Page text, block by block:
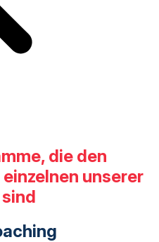
die den
unserer